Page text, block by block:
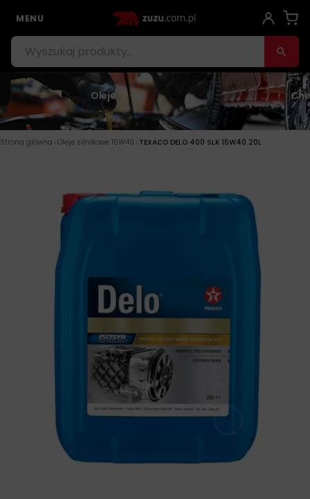
MENU
Oleje
Strona główna › Oleje silnikowe 15W40 › TEXACO DELO 400 SLK 15W40 20L